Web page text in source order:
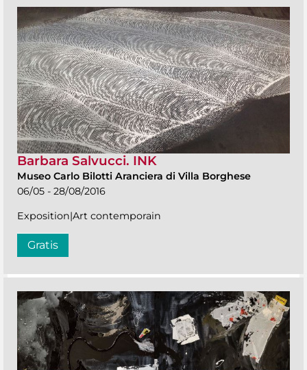
Barbara Salvucci. INK
Museo Carlo Bilotti Aranciera di Villa Borghese
06/05 - 28/08/2016
Exposition|Art contemporain
Gratis